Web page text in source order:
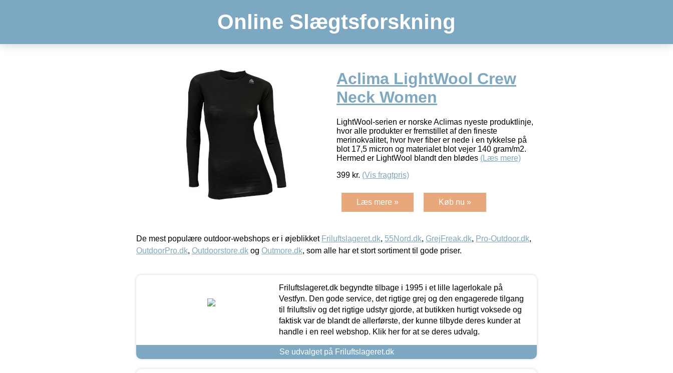
Online Slægtsforskning
Aclima LightWool Crew
Neck Women
LightWool-serien er norske Aclimas nyeste produktlinje,
hvor alle produkter er fremstillet af den fineste
merinokvalitet, hvor hver fiber er nede i en tykkelse på
blot 17,5 micron og materialet blot vejer 140 gram/m2.
Hermed er LightWool blandt den blødes (Læs mere)
399 kr. (Vis fragtpris)
Læs mere » Køb nu »
De mest populære outdoor-webshops er i øjeblikket Friluftslageret.dk, 55Nord.dk, GrejFreak.dk, Pro-Outdoor.dk,
OutdoorPro.dk, Outdoorstore.dk og Outmore.dk, som alle har et stort sortiment til gode priser.
Friluftslageret.dk begyndte tilbage i 1995 i et lille lagerlokale på
Vestfyn. Den gode service, det rigtige grej og den engagerede tilgang
til friluftsliv og det rigtige udstyr gjorde, at butikken hurtigt voksede og
faktisk var de blandt de allerførste, der kunne tilbyde deres kunder at
handle i en reel webshop. Klik her for at se deres udvalg.
Se udvalget på Friluftslageret.dk